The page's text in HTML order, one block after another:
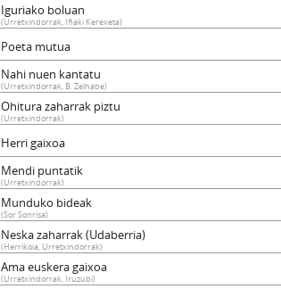
Iguriako boluan
(Urretxindorrak, Iñaki Kerexeta)
Poeta mutua
Nahi nuen kantatu
(Urretxindorrak, B. Zelhabe)
Ohitura zaharrak piztu
(Urretxindorrak)
Herri gaixoa
Mendi puntatik
(Urretxindorrak)
Munduko bideak
(Sor Sonrisa)
Neska zaharrak (Udaberria)
(Herrikoia, Urretxindorrak)
Ama euskera gaixoa
(Urretxindorrak, Iruzubi)